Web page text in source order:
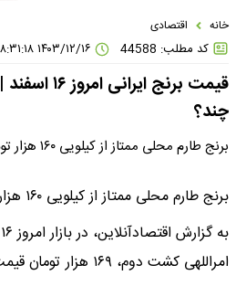
خانه اقتصادی
کد مطلب: 44588
قیمت برنج
چند؟
برنج طارم محلی ممتاز از کیلویی ۱۶۰ هزار تومان به فروش می‌رسد.
برنج طارم محلی ممتاز از کیلویی ۱۶۰ هزار تومان به فروش می‌رسد.
امراللهی کشت دوم، ۱۶۹ هزار تومان قیمت خورده است.